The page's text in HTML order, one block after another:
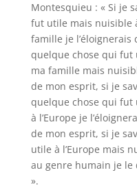
Montesquieu : « Si je
fut utile mais nuisible
famille je l’éloignerais
quelque chose qui fut
ma famille mais
de mon esprit, si je
quelque chose qui fut
à l’Europe je
de mon esprit, si je
utile à l’Europe mais
au genre humain je le
».